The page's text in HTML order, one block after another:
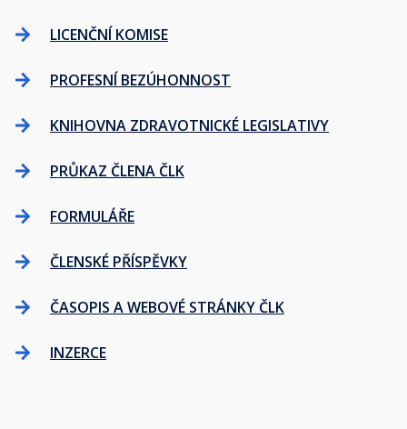
LICENČNÍ KOMISE
PROFESNÍ BEZÚHONNOST
KNIHOVNA ZDRAVOTNICKÉ LEGISLATIVY
PRŮKAZ ČLENA ČLK
FORMULÁŘE
ČLENSKÉ PŘÍSPĚVKY
ČASOPIS A WEBOVÉ STRÁNKY ČLK
INZERCE